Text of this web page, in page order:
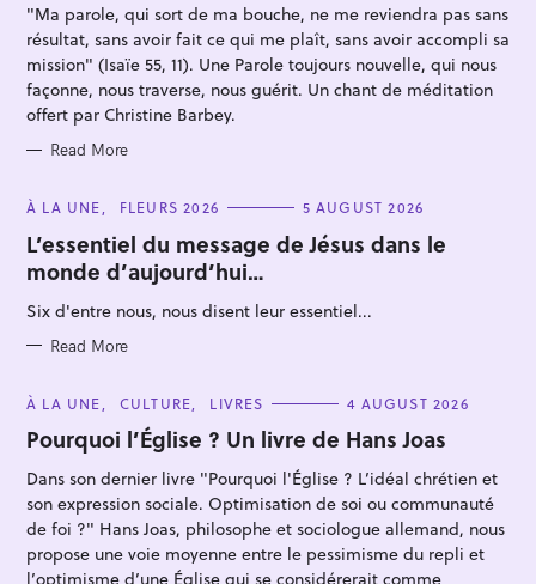
E
"Ma parole, qui sort de ma bouche, ne me reviendra pas sans
résultat, sans avoir fait ce qui me plaît, sans avoir accompli sa
mission" (Isaïe 55, 11). Une Parole toujours nouvelle, qui nous
façonne, nous traverse, nous guérit. Un chant de méditation
offert par Christine Barbey.
Read More
C
T
E
G
O
I
S
À LA UNE FLEURS 2026 5 AUGUST 2026
L’essentiel du message de Jésus dans le
monde d’aujourd’hui…
Six d'entre nous, nous disent leur essentiel...
Read More
C
T
E
O
I
E
S
À LA UNE CULTURE LIVRES 4 AUGUST 2026
Pourquoi l’Église ? Un livre de Hans Joas
Dans son dernier livre "Pourquoi l'Église ? L’idéal chrétien et
son expression sociale. Optimisation de soi ou communauté
de foi ?" Hans Joas, philosophe et sociologue allemand, nous
propose une voie moyenne entre le pessimisme du repli et
l’optimisme d’une Église qui se considérerait comme